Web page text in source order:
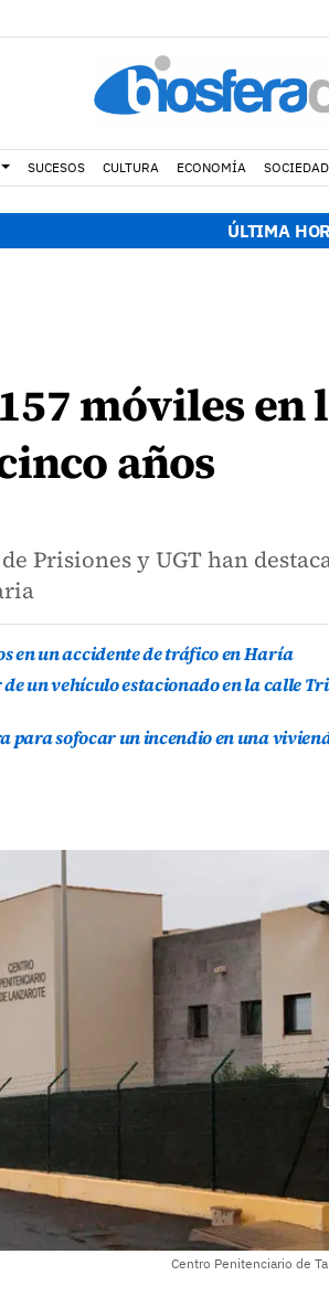
SUCESOS CULTURA ECONOMÍA SOCIEDAD
ÚLTIMA
móviles
años
Prisiones y UGT han
en un accidente de tráfico en Haría
un vehículo estacionado en la calle
para sofocar un incendio en una
Centro Penitenciario de